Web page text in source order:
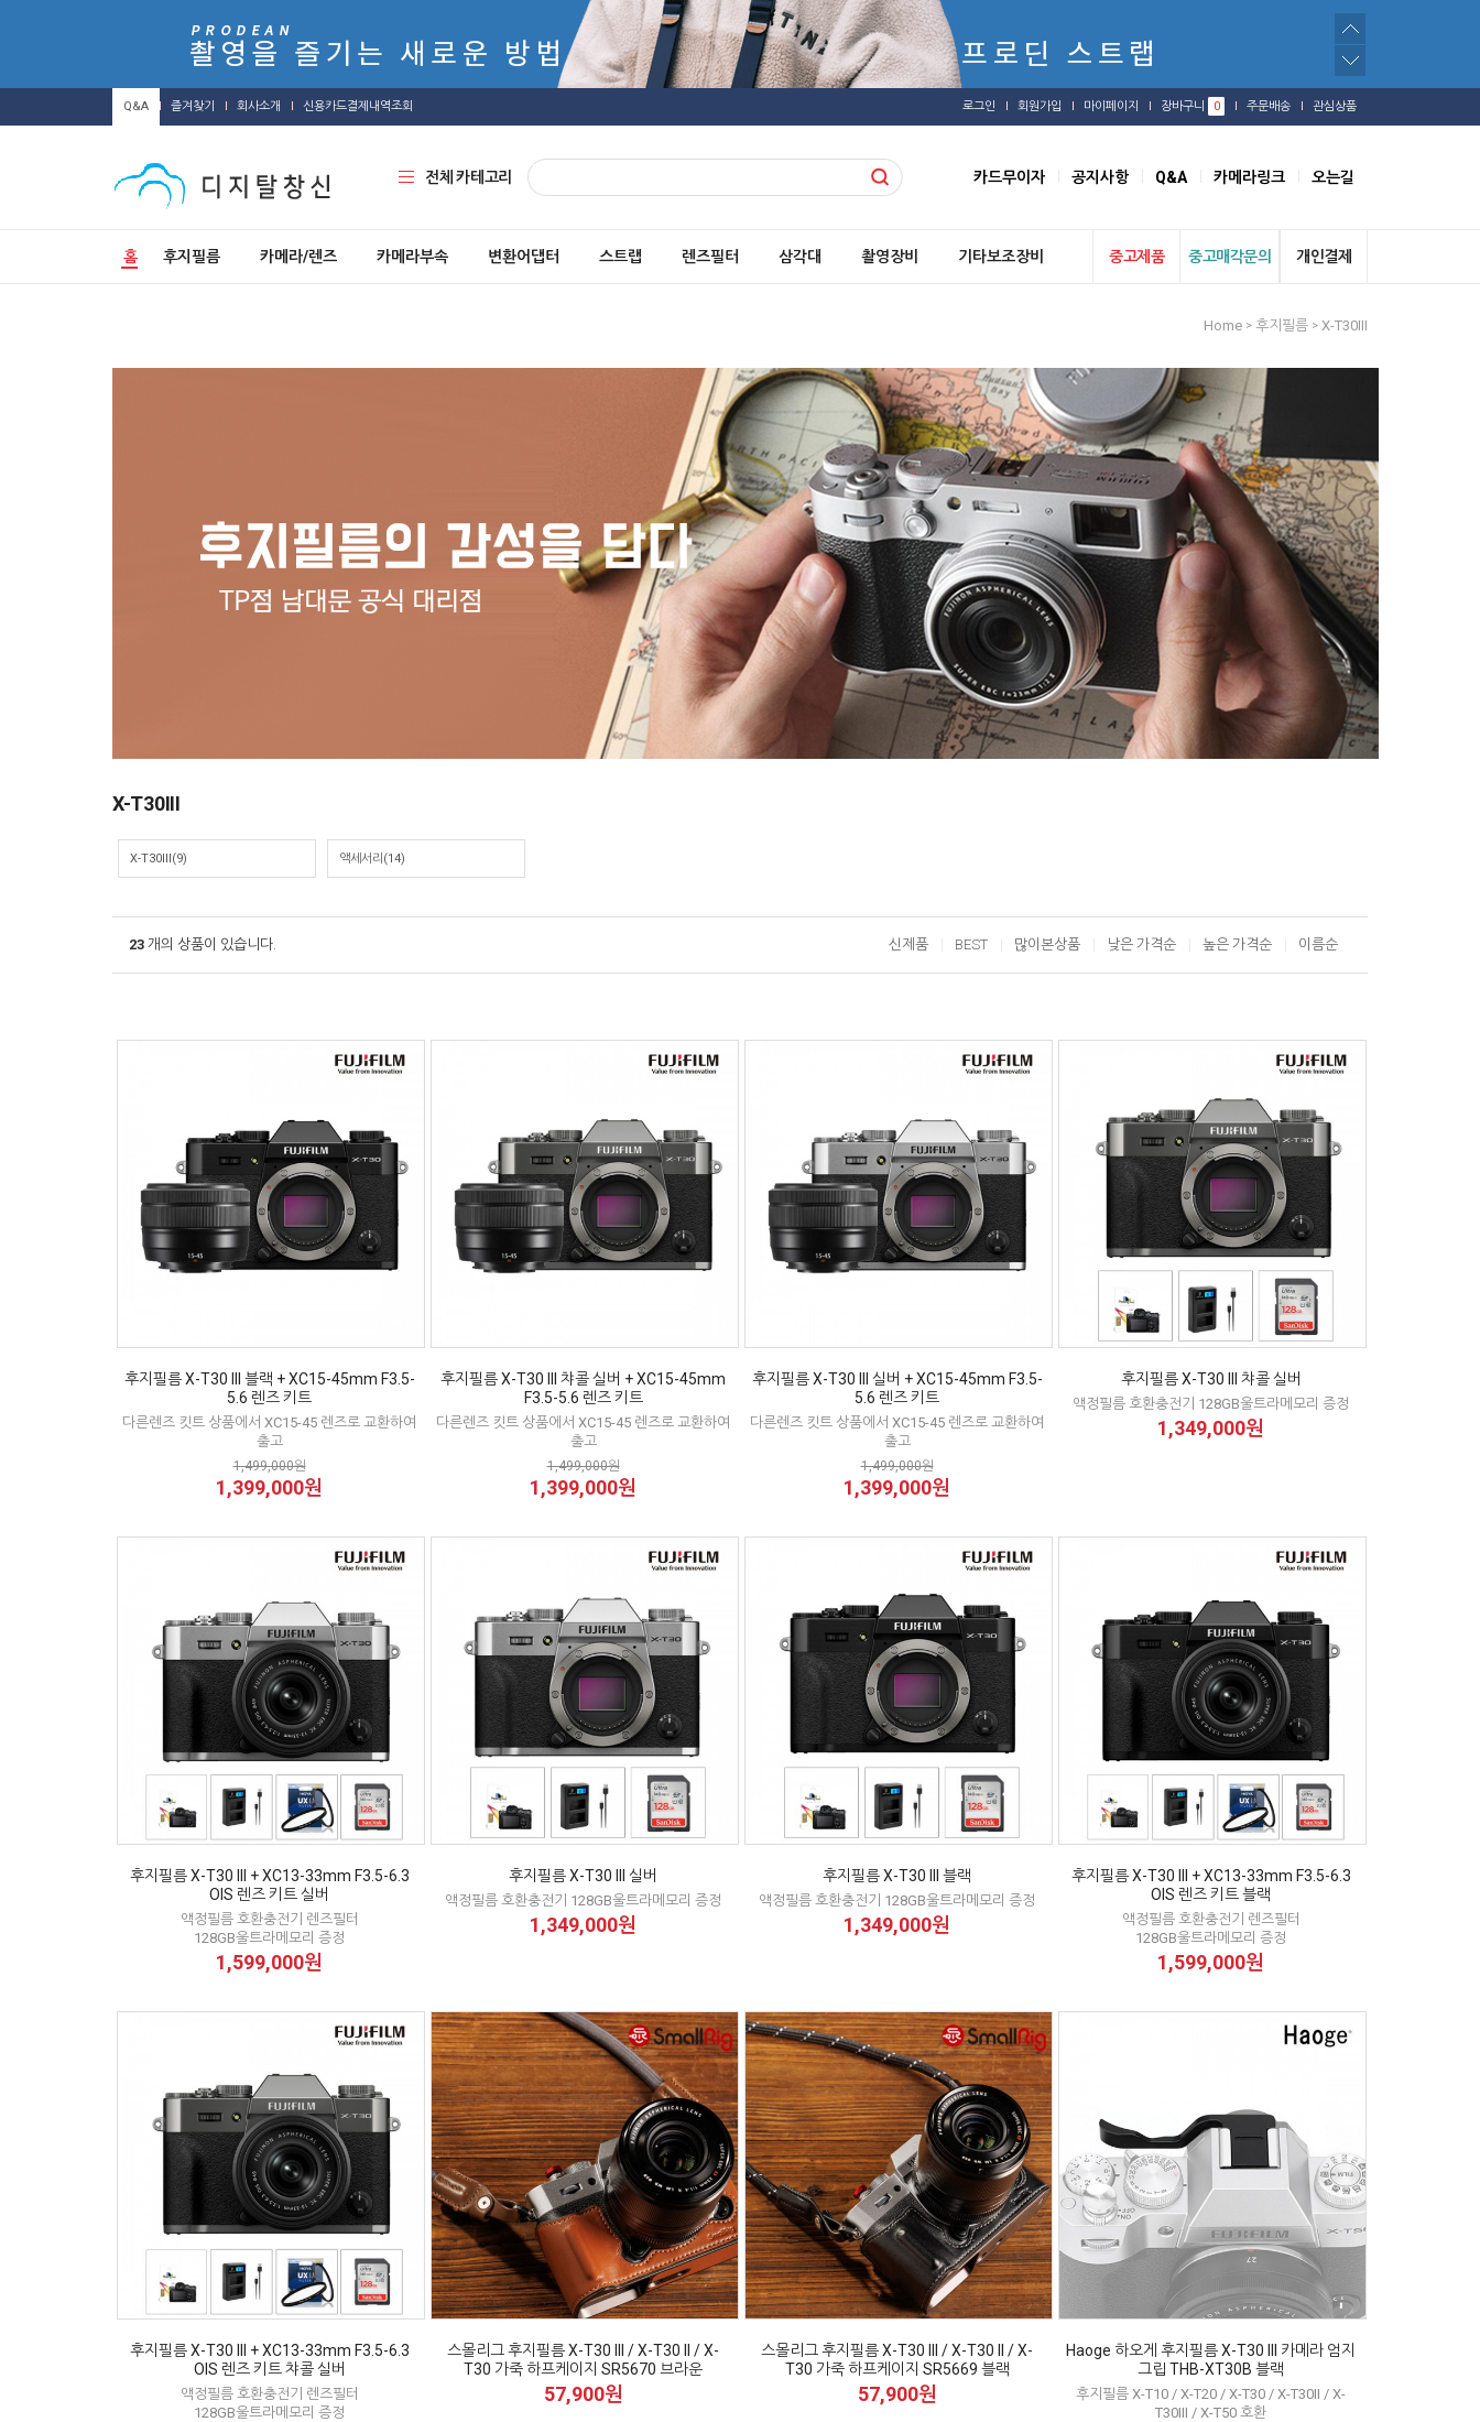
Q&A 즐겨찾기 회사소개 신용카드결제내역조회 로그인 회원가입 마이페이지 장바구니 0 주문배송 관심상품
전체 카테고리 카드무이자 공지사항 Q&A 카메라링크 오는길
홈 후지필름 카메라/렌즈 카메라부속 변환어댑터 스트랩 렌즈필터 삼각대 촬영장비 기타보조장비 중고제품 중고매각문의 개인결제
Home > 후지필름 > X-T30III
X-T30III
X-T30III(9) 액세서리 (14)
23 개의 상품이 있습니다. 신제품 BEST 많이본상품 낮은 가격순 높은 가격순 이름순
후지필름 X-T30 III 블랙 + XC15-45mm F3.5-
5.6 렌즈 키트
다른렌즈 킷트 상품에서 XC15-45 렌즈로 교환하여
출고
1,499,000원
1,399,000원
후지필름 X-T30 III 챠콜 실버 + XC15-45mm
F3.5-5.6 렌즈 키트
다른렌즈 킷트 상품에서 XC15-45 렌즈로 교환하여
출고
1,499,000원
1,399,000원
후지필름 X-T30 III 실버 + XC15-45mm F3.5-
5.6 렌즈 키트
다른렌즈 킷트 상품에서 XC15-45 렌즈로 교환하여
출고
1,499,000원
1,399,000원
후지필름 X-T30 III 챠콜 실버
액정필름 호환충전기 128GB울트라메모리 증정
1,349,000원
후지필름 X-T30 III + XC13-33mm F3.5-6.3
OIS 렌즈 키트 실버
액정필름 호환충전기 렌즈필터
128GB울트라메모리 증정
1,599,000원
후지필름 X-T30 III 실버
액정필름 호환충전기 128GB울트라메모리 증정
1,349,000원
후지필름 X-T30 III 블랙
액정필름 호환충전기 128GB울트라메모리 증정
1,349,000원
후지필름 X-T30 III + XC13-33mm F3.5-6.3
OIS 렌즈 키트 블랙
액정필름 호환충전기 렌즈필터
128GB울트라메모리 증정
1,599,000원
후지필름 X-T30 III + XC13-33mm F3.5-6.3
OIS 렌즈 키트 챠콜 실버
액정필름 호환충전기 렌즈필터
128GB울트라메모리 증정
스몰리그 후지필름 X-T30 III / X-T30 II / X-
T30 가죽 하프케이지 SR5670 브라운
57,900원
스몰리그 후지필름 X-T30 III / X-T30 II / X-
T30 가죽 하프케이지 SR5669 블랙
57,900원
Haoge 하오게 후지필름 X-T30 III 카메라 엄지
그립 THB-XT30B 블랙
후지필름 X-T10 / X-T20 / X-T30 / X-T30II / X-
T30III / X-T50 호환